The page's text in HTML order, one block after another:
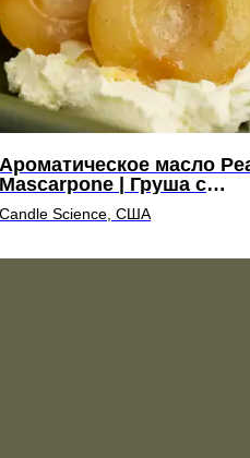
Ароматическое масло
Mascarpone | Груша с
маскарпоне
Candle Science, США